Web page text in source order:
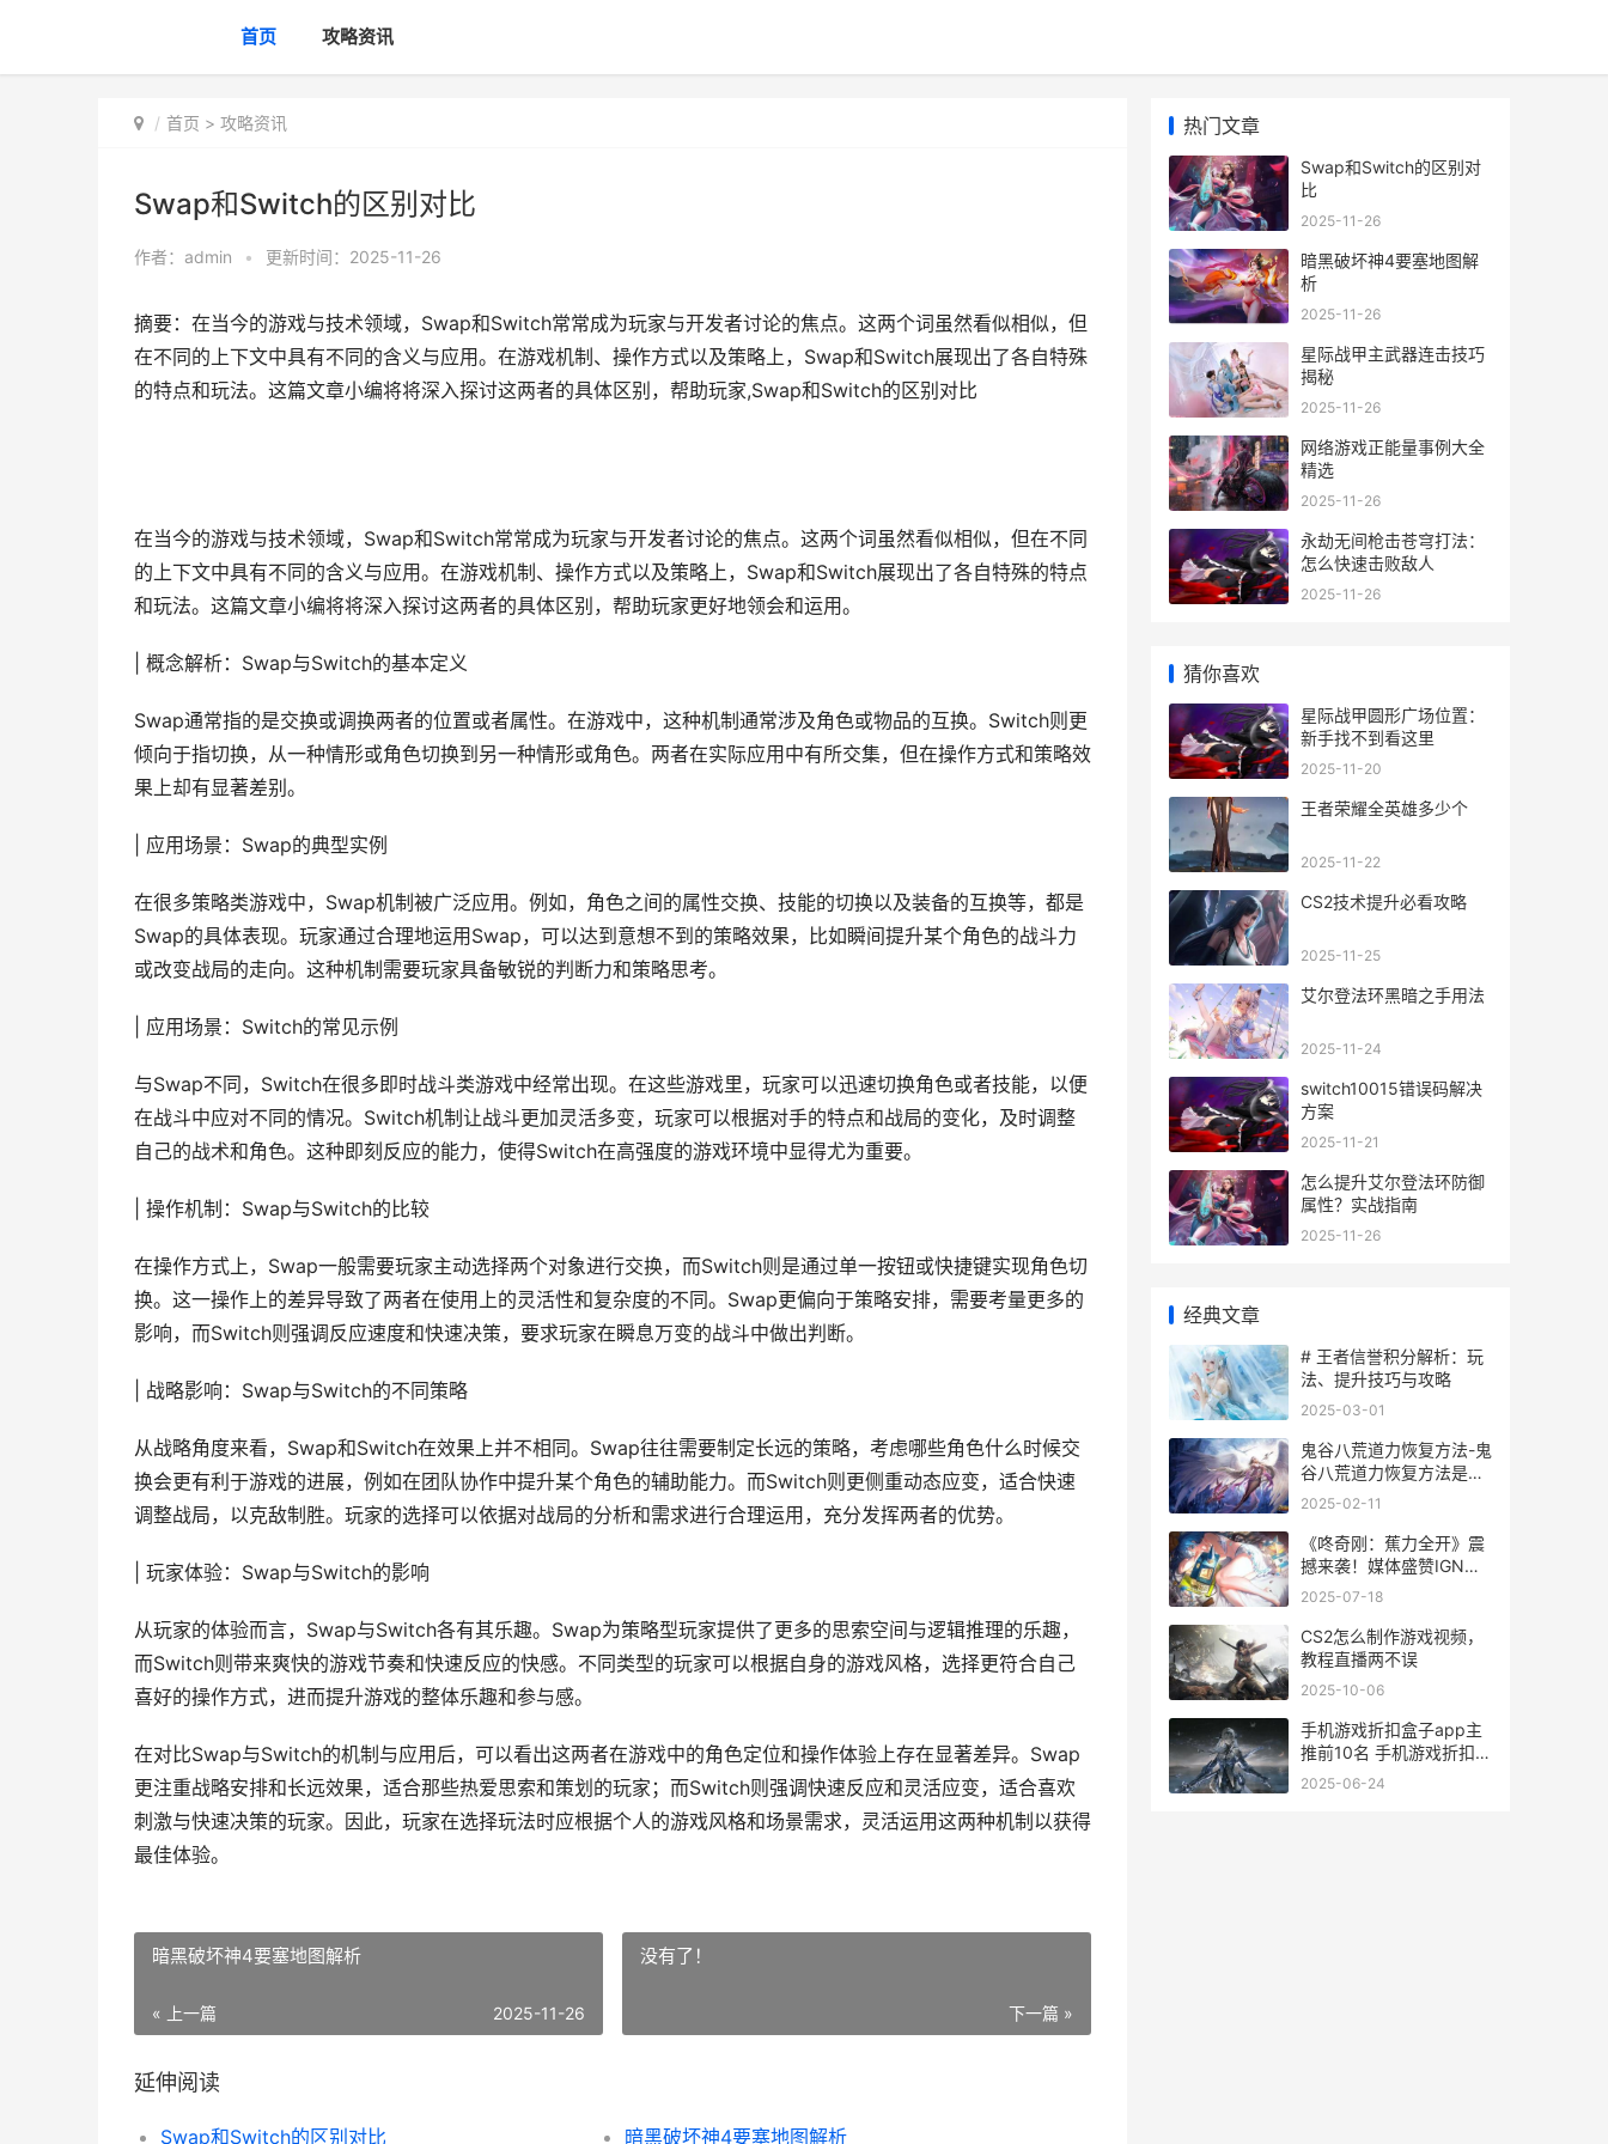
首页 攻略资讯
首页 > 攻略资讯
Swap和Switch的区别对比
作者： admin • 更新时间：2025-11-26
摘要：在当今的游戏与技术领域，Swap和Switch常常成为玩家与开发者讨论的焦点。这两个词虽然看似相似，但
在不同的上下文中具有不同的含义与应用。在游戏机制、操作方式以及策略上，Swap和Switch展现出了各自特殊
的特点和玩法。这篇文章小编将将深入探讨这两者的具体区别，帮助玩家,Swap和Switch的区别对比
在当今的游戏与技术领域，Swap和Switch常常成为玩家与开发者讨论的焦点。这两个词虽然看似相似，但在不同
的上下文中具有不同的含义与应用。在游戏机制、操作方式以及策略上，Swap和Switch展现出了各自特殊的特点
和玩法。这篇文章小编将将深入探讨这两者的具体区别，帮助玩家更好地领会和运用。
| 概念解析：Swap与Switch的基本定义
Swap通常指的是交换或调换两者的位置或者属性。在游戏中，这种机制通常涉及角色或物品的互换。Switch则更
倾向于指切换，从一种情形或角色切换到另一种情形或角色。两者在实际应用中有所交集，但在操作方式和策略效
果上却有显著差别。
| 应用场景：Swap的典型实例
在很多策略类游戏中，Swap机制被广泛应用。例如，角色之间的属性交换、技能的切换以及装备的互换等，都是
Swap的具体表现。玩家通过合理地运用Swap，可以达到意想不到的策略效果，比如瞬间提升某个角色的战斗力
或改变战局的走向。这种机制需要玩家具备敏锐的判断力和策略思考。
| 应用场景：Switch的常见示例
与Swap不同，Switch在很多即时战斗类游戏中经常出现。在这些游戏里，玩家可以迅速切换角色或者技能，以便
在战斗中应对不同的情况。Switch机制让战斗更加灵活多变，玩家可以根据对手的特点和战局的变化，及时调整
自己的战术和角色。这种即刻反应的能力，使得Switch在高强度的游戏环境中显得尤为重要。
| 操作机制：Swap与Switch的比较
在操作方式上，Swap一般需要玩家主动选择两个对象进行交换，而Switch则是通过单一按钮或快捷键实现角色切
换。这一操作上的差异导致了两者在使用上的灵活性和复杂度的不同。Swap更偏向于策略安排，需要考量更多的
影响，而Switch则强调反应速度和快速决策，要求玩家在瞬息万变的战斗中做出判断。
| 战略影响：Swap与Switch的不同策略
从战略角度来看，Swap和Switch在效果上并不相同。Swap往往需要制定长远的策略，考虑哪些角色什么时候交
换会更有利于游戏的进展，例如在团队协作中提升某个角色的辅助能力。而Switch则更侧重动态应变，适合快速
调整战局，以克敌制胜。玩家的选择可以依据对战局的分析和需求进行合理运用，充分发挥两者的优势。
| 玩家体验：Swap与Switch的影响
从玩家的体验而言，Swap与Switch各有其乐趣。Swap为策略型玩家提供了更多的思索空间与逻辑推理的乐趣，
而Switch则带来爽快的游戏节奏和快速反应的快感。不同类型的玩家可以根据自身的游戏风格，选择更符合自己
喜好的操作方式，进而提升游戏的整体乐趣和参与感。
在对比Swap与Switch的机制与应用后，可以看出这两者在游戏中的角色定位和操作体验上存在显著差异。Swap
更注重战略安排和长远效果，适合那些热爱思索和策划的玩家；而Switch则强调快速反应和灵活应变，适合喜欢
刺激与快速决策的玩家。因此，玩家在选择玩法时应根据个人的游戏风格和场景需求，灵活运用这两种机制以获得
最佳体验。
暗黑破坏神4要塞地图解析
« 上一篇 2025-11-26
没有了！
下一篇 »
延伸阅读
Swap和Switch的区别对比 暗黑破坏神4要塞地图解析
热门文章
Swap和Switch的区别对
比
2025-11-26
暗黑破坏神4要塞地图解
析
2025-11-26
星际战甲主武器连击技巧
揭秘
2025-11-26
网络游戏正能量事例大全
精选
2025-11-26
永劫无间枪击苍穹打法：
怎么快速击败敌人
2025-11-26
猜你喜欢
星际战甲圆形广场位置：
新手找不到看这里
2025-11-20
王者荣耀全英雄多少个
2025-11-22
CS2技术提升必看攻略
2025-11-25
艾尔登法环黑暗之手用法
2025-11-24
switch10015错误码解决
方案
2025-11-21
怎么提升艾尔登法环防御
属性？实战指南
2025-11-26
经典文章
# 王者信誉积分解析：玩
法、提升技巧与攻略
2025-03-01
鬼谷八荒道力恢复方法-鬼
谷八荒道力恢复方法是什
么 鬼谷八荒 道力怎么刷
2025-02-11
《咚奇刚：蕉力全开》震
撼来袭！媒体盛赞IGN获
10分！ 咚奇刚蕉力全开港
2025-07-18
CS2怎么制作游戏视频，
教程直播两不误
2025-10-06
手机游戏折扣盒子app主
推前10名 手机游戏折扣盒
在哪
2025-06-24